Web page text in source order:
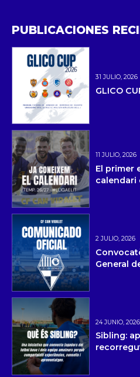
PUBLICACIONES
31 JULIO, 2026
GLICO
11 JULIO, 2026
El primer
calendari
2 JULIO, 2026
General
24 JUNIO, 2026
Sibling: